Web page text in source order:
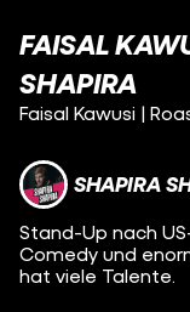
FAISAL
SHAPIRA
Faisal Kawusi |
SHAPIRA
Stand-Up nach
Comedy und
hat viele Talente.